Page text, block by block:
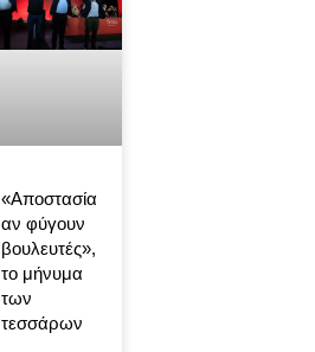
«Αποστασία
αν φύγουν
βουλευτές»,
το μήνυμα
των
τεσσάρων